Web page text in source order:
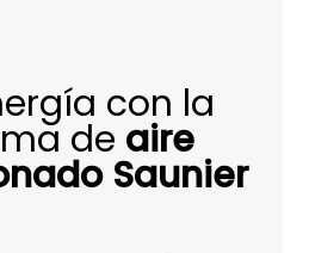
con la
de aire
Saunier